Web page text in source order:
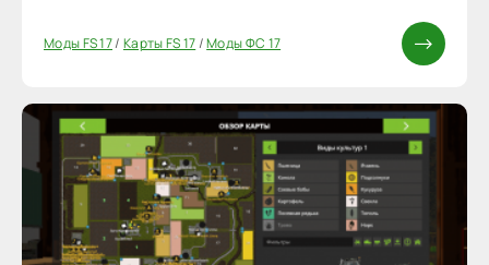
Моды FS 17/ Карты FS 17/Моды ФС 17